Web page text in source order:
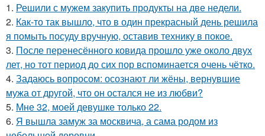
1. Решили с мужем закупить продукты на две недели.
2. Как-то так вышло, что в один прекрасный день решила
я помыть посуду вручную, оставив технику в покое.
3. После перенесённого ковида прошло уже около двух
лет, но тот период до сих пор вспоминается очень чётко.
4. Задаюсь вопросом: осознают ли жёны, вернувшие
мужа от другой, что он остался не из любви?
5. Мне 32, моей девушке только 22.
6. Я вышла замуж за москвича, а сама родом из